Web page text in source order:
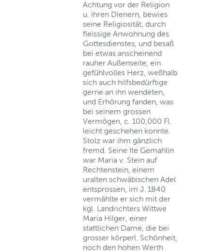
Achtung vor der Religion
u. ihren Dienern, bewies
seine Religiosität, durch
fleissige Anwohnung des
Gottesdienstes, und besaß
bei etwas anscheinend
rauher Außenseite, ein
gefühlvolles Herz, weßhalb
sich auch hilfsbedürftige
gerne an ihn wendeten,
und Erhörung fanden, was
bei seinem grossen
Vermögen, c. 100,000 Fl.
leicht geschehen konnte.
Stolz war ihm gänzlich
fremd. Seine Ite Gemahlin
war Maria v. Stein auf
Rechtenstein, einem
uralten schwäbischen Adel
entsprossen, im J. 1840
vermählte er sich mit der
kgl. Landrichters Wittwe
Maria Hilger, einer
stattlichen Dame, die bei
grosser körperl. Schönheit,
noch den hohen Werth